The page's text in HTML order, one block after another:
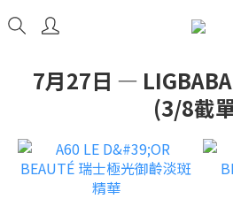
7月27日 —
(3/8截